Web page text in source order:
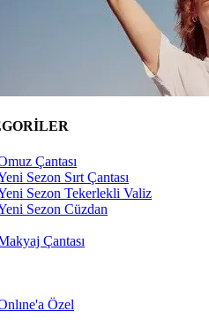
Çantası
Sezon Sırt Çantası
Sezon Tekerlekli Valiz
Sezon Cüzdan
Çantası
Özel